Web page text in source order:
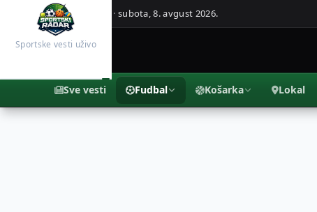
Sportske vesti uživo
Beograd, Srbija · subota, 8. avgust 2026.
Sve vesti Fudbal Košarka Lokal